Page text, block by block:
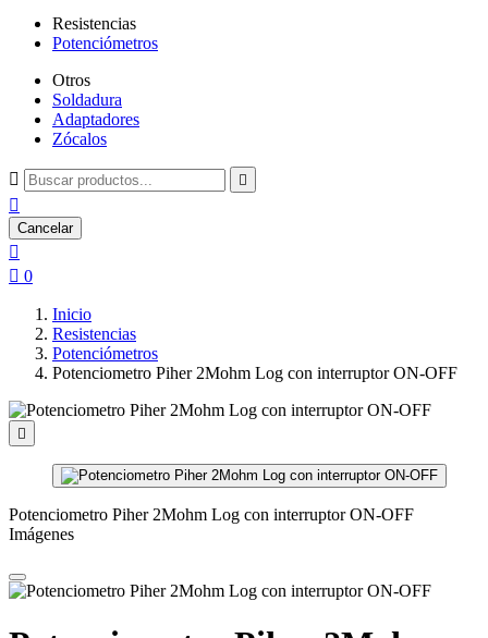
Resistencias
Potenciómetros
Otros
Soldadura
Adaptadores
Zócalos
 

Cancelar

 0
Inicio
Resistencias
Potenciómetros
Potenciometro Piher 2Mohm Log con interruptor ON-OFF

Potenciometro Piher 2Mohm Log con interruptor ON-OFF
Imágenes